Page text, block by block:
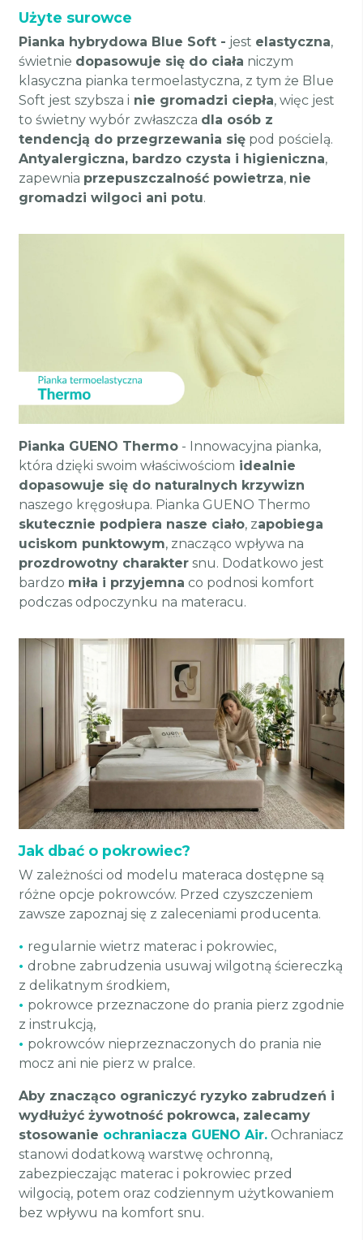
Użyte surowce
Pianka hybrydowa Blue Soft - jest elastyczna,
świetnie dopasowuje się do ciała niczym
klasyczna pianka termoelastyczna, z tym że Blue
Soft jest szybsza i nie gromadzi ciepła, więc jest
to świetny wybór zwłaszcza dla osób z
tendencją do przegrzewania się pod pościelą.
Antyalergiczna, bardzo czysta i higieniczna,
zapewnia przepuszczalność powietrza, nie
gromadzi wilgoci ani potu.
Pianka GUENO Thermo - Innowacyjna pianka,
która dzięki swoim właściwościom idealnie
dopasowuje się do naturalnych krzywizn
naszego kręgosłupa. Pianka GUENO Thermo
skutecznie podpiera nasze ciało, zapobiega
uciskom punktowym, znacząco wpływa na
prozdrowotny charakter snu. Dodatkowo jest
bardzo miła i przyjemna co podnosi komfort
podczas odpoczynku na materacu.
Jak dbać o pokrowiec?
W zależności od modelu materaca dostępne są
różne opcje pokrowców. Przed czyszczeniem
zawsze zapoznaj się z zaleceniami producenta.
• regularnie wietrz materac i pokrowiec,
• drobne zabrudzenia usuwaj wilgotną ściereczką
z delikatnym środkiem,
• pokrowce przeznaczone do prania pierz zgodnie
z instrukcją,
• pokrowców nieprzeznaczonych do prania nie
mocz ani nie pierz w pralce.
Aby znacząco ograniczyć ryzyko zabrudzeń i
wydłużyć żywotność pokrowca, zalecamy
stosowanie ochraniacza GUENO Air. Ochraniacz
stanowi dodatkową warstwę ochronną,
zabezpieczając materac i pokrowiec przed
wilgocią, potem oraz codziennym użytkowaniem
bez wpływu na komfort snu.